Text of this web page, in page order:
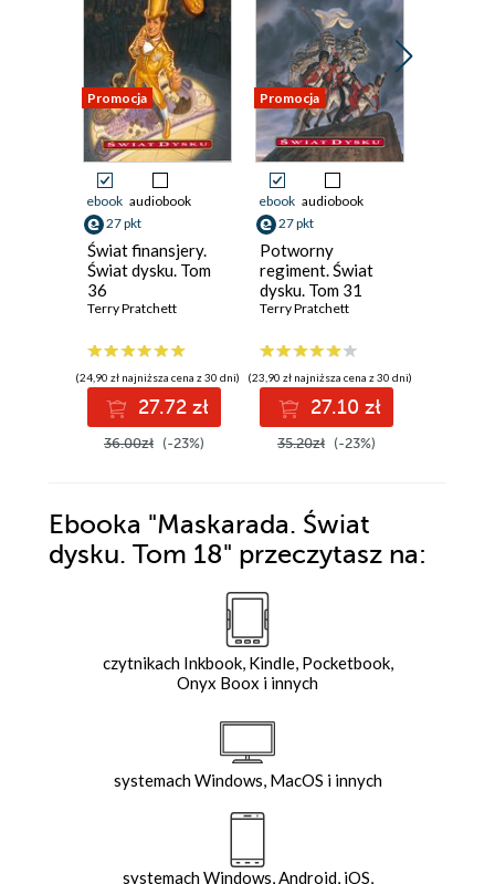
Promocja
ebook audiobook
27 pkt
Świat finansjery.
Świat dysku. Tom
36
Terry Pratchett
(24,90 zł najniższa cena z 30 dni)
27.72 zł
36.00zł (-23%)
Promocja
ebook audiobook
27 pkt
Potworny
regiment. Świat
dysku. Tom 31
Terry Pratchett
(23,90 zł najniższa cena z 30 dni)
27.10 zł
35.20zł (-23%)
Ebooka "Maskarada. Świat
dysku. Tom 18" przeczytasz na:
czytnikach Inkbook, Kindle, Pocketbook,
Onyx Boox i innych
systemach Windows, MacOS i innych
systemach Windows, Android, iOS,